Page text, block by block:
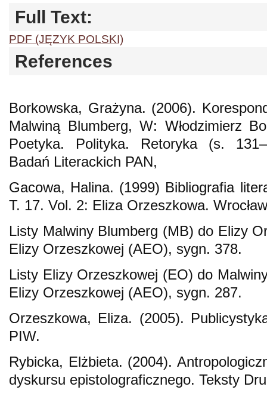
Full Text:
PDF (JĘZYK POLSKI)
References
Borkowska, Grażyna. (2006).
Malwiną Blumberg, W: Włodzimierz
Poetyka. Polityka. Retoryka (s.
Badań Literackich PAN,
Gacowa, Halina. (1999) Bibliografia
T. 17. Vol. 2: Eliza Orzeszkowa.
Listy Malwiny Blumberg (MB) do Elizy
Elizy Orzeszkowej (AEO), sygn. 378.
Listy Elizy Orzeszkowej (EO) do
Elizy Orzeszkowej (AEO), sygn. 287.
Orzeszkowa, Eliza. (2005).
PIW.
Rybicka, Elżbieta. (2004).
dyskursu epistolograficznego. Teksty